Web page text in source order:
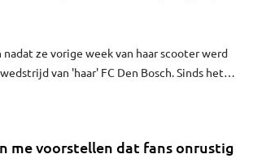
ze vorige week van haar scooter werd
van 'haar' FC Den Bosch. Sinds het
me voorstellen dat fans onrustig